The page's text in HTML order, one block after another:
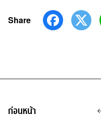
Share
ก่อนหน้า